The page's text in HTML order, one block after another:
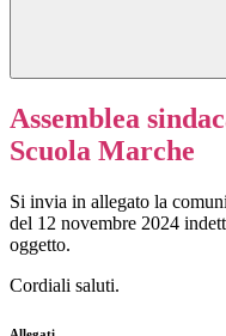
Assemblea
Scuola Marche
Si invia in allegato la
del 12 novembre 2024
oggetto.
Cordiali saluti.